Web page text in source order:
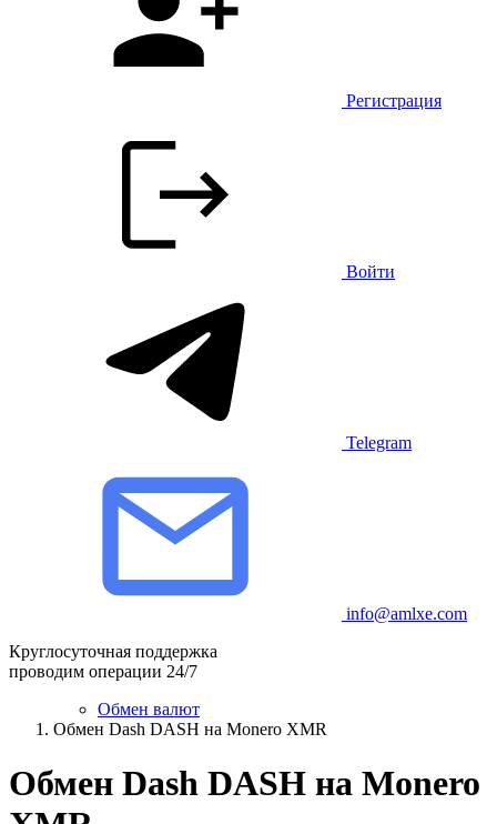
Регистрация
Войти
Telegram
info@amlxe.com
Круглосуточная поддержка
проводим операции 24/7
Обмен валют
Обмен Dash DASH на Monero XMR
Обмен Dash DASH на Monero